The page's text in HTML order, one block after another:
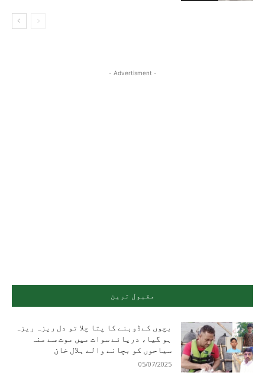
- Advertisment -
مقبول ترین
بچوں کےڈوبنے کا پتا چلا تو دل ریزہ ریزہ
ہو گیا، دریائے سوات میں موت سے منہ
سیاحوں کو بچانے والے ہلال خان
05/07/2025